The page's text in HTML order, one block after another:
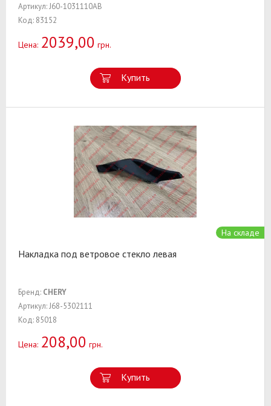
Артикул: J60-1031110AB
Код: 83152
Цена: 2039,00 грн.
Купить
На складе
Накладка под ветровое стекло левая
Бренд: CHERY
Артикул: J68-5302111
Код: 85018
Цена: 208,00 грн.
Купить